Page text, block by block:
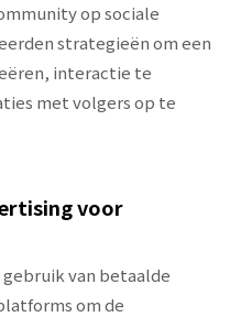
op sociale
strategieën om een
interactie te
met volgers op te
voor
van betaalde
om de